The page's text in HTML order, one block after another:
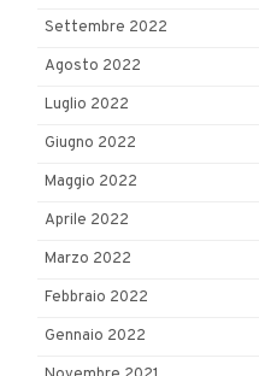
Settembre 2022
Agosto 2022
Luglio 2022
Giugno 2022
Maggio 2022
Aprile 2022
Marzo 2022
Febbraio 2022
Gennaio 2022